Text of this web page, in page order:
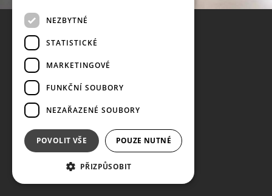
NEZBYTNÉ
STATISTICKÉ
MARKETINGOVÉ
FUNKČNÍ SOUBORY
NEZAŘAZENÉ SOUBORY
POVOLIT VŠE POUZE NUTNÉ
PŘIZPŮSOBIT